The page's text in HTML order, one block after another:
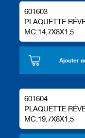
601603
PLAQUETTE
MC:14,7X8X1,5
Ajouter
601604
PLAQUETTE
MC:19,7X8X1,5